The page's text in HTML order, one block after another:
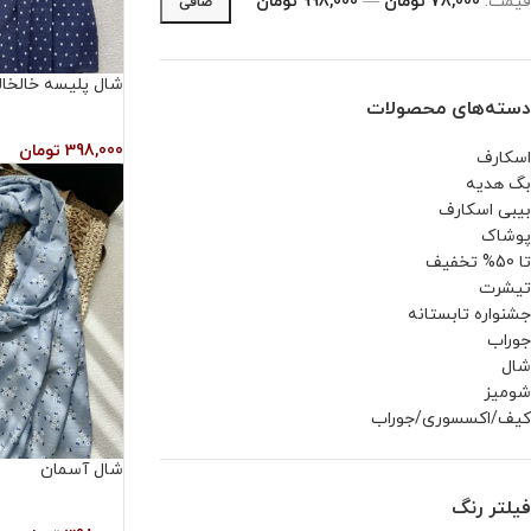
دسته‌های محصولات
اسکارف
بگ هدیه
بیبی اسکارف
پوشاک
تا 50% تخفیف
تیشرت
جشنواره تابستانه
جوراب
شال
شومیز
کیف/اکسسوری/جوراب
فیلتر رنگ
شال پلیسه
398,000 تومان
شال آسمان